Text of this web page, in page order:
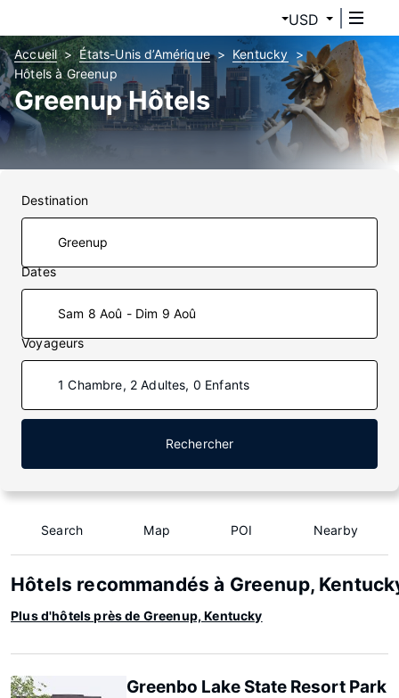
USD
Accueil États-Unis d’Amérique
Kentucky
Hôtels à Greenup
Greenup Hôtels
Destination
Dates
Sam 8 Aoû - Dim 9 Aoû
Voyageurs
1 Chambre, 2 Adultes, 0 Enfants
Rechercher
Search Map POI Nearby
Hôtels recommandés à Greenup,
Plus d'hôtels près de Greenup, Kentucky
Greenbo Lake State Resort Park